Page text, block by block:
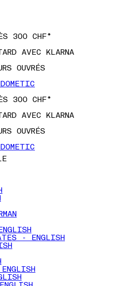
AVEC KLARNA
OUVRÉS
300 CHF*
AVEC KLARNA
OUVRÉS
- ENGLISH